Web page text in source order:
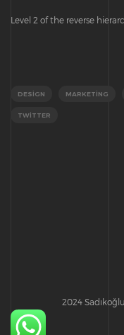
Level 2 of the reverse
DESIGN MARKETING
TWITTER
2024